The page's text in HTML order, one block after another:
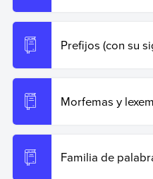
Prefijos (con su
Morfemas y
Familia de